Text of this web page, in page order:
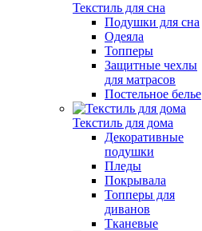
Текстиль для сна
Подушки для сна
Одеяла
Топперы
Защитные чехлы
для матрасов
Постельное белье
Текстиль для дома
Декоративные
подушки
Пледы
Покрывала
Топперы для
диванов
Тканевые